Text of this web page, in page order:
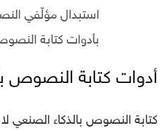
استبدال مؤلّفي
بأدوات كتابة
أدوات كتابة النصوص
كتابة النصوص بالذكاء الصنعي